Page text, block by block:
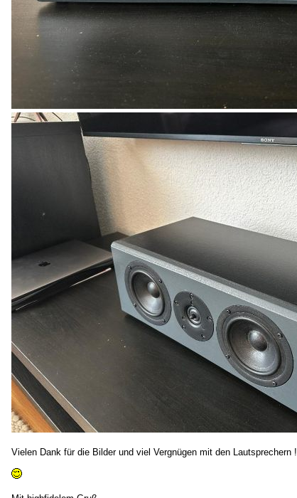
Vielen Dank für die Bilder und viel Vergnügen mit den Lautsprechern !